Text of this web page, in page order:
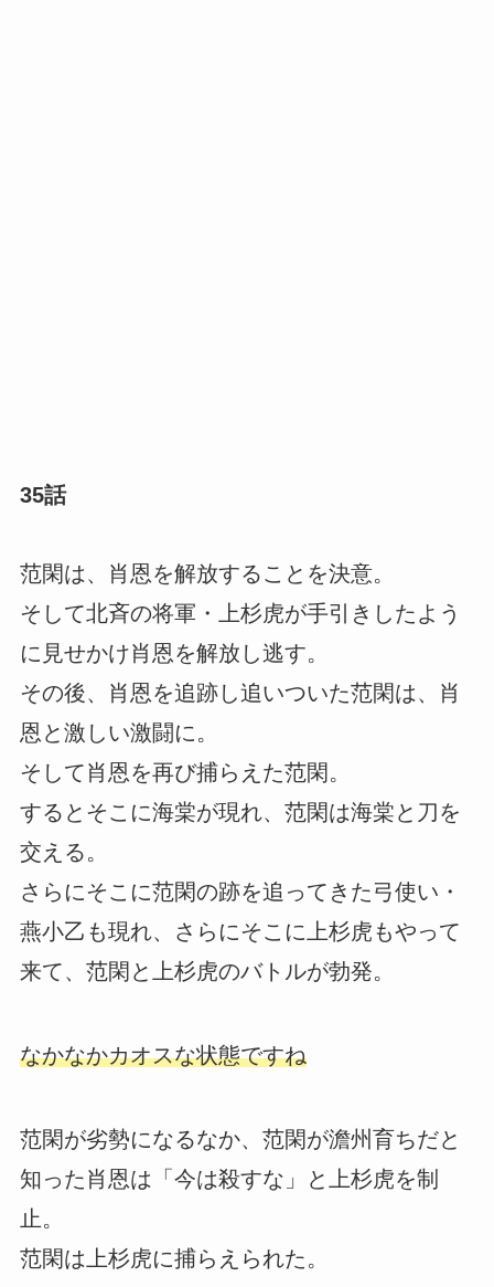
35話
范閑は、肖恩を解放することを決意。
そして北斉の将軍・上杉虎が手引きしたよう
に見せかけ肖恩を解放し逃す。
その後、肖恩を追跡し追いついた范閑は、肖
恩と激しい激闘に。
そして肖恩を再び捕らえた范閑。
するとそこに海棠が現れ、范閑は海棠と刀を
交える。
さらにそこに范閑の跡を追ってきた弓使い・
燕小乙も現れ、さらにそこに上杉虎もやって
来て、范閑と上杉虎のバトルが勃発。
なかなかカオスな状態ですね
范閑が劣勢になるなか、范閑が澹州育ちだと
知った肖恩は「今は殺すな」と上杉虎を制
止。
范閑は上杉虎に捕らえられた。